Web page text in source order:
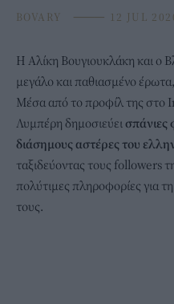
BOVARY ⸻ 12 JUL
Η Αλίκη Βουγιουκλάκη και ο
μεγάλο και παθιασμένο έρωτα,
Μέσα από το προφίλ της
Λυμπέρη δημοσιεύει σπάνιες
διάσημους αστέρες του
ταξιδεύοντας τους followers
πολύτιμες πληροφορίες για
τους.